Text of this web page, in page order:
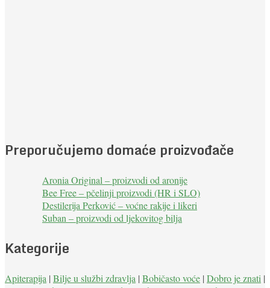
Preporučujemo domaće proizvođače
Aronia Original – proizvodi od aronije
Bee Free – pčelinji proizvodi (HR i SLO)
Destilerija Perković – voćne rakije i likeri
Suban – proizvodi od ljekovitog bilja
Kategorije
Apiterapija | Bilje u službi zdravlja | Bobičasto voće | Dobro je znati |